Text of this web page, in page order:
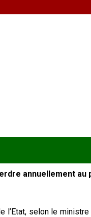
annuellement au
l’Etat, selon le